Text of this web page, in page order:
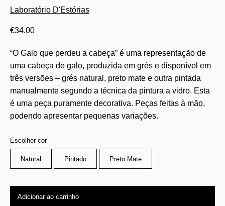
Laboratório D'Estórias
€34.00
“O Galo que perdeu a cabeça” é uma representação de
uma cabeça de galo, produzida em grés e disponível em
três versões – grés natural, preto mate e outra pintada
manualmente segundo a técnica da pintura a vidro. Esta
é uma peça puramente decorativa. Peças feitas à mão,
podendo apresentar pequenas variações.
Escolher cor
Natural Pintado Preto Mate
Adicionar ao carrinho